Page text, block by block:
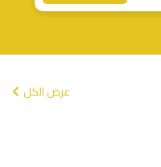
عرض الكل